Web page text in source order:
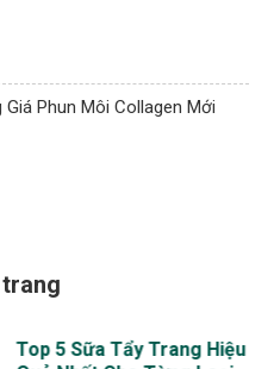
Giá Phun Môi Collagen Mới
Top 5 Sữa Tẩy Trang Hiệu